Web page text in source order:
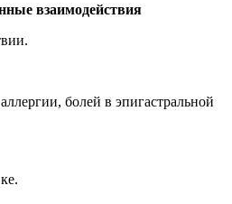
взаимодействия
болей в эпигастральной